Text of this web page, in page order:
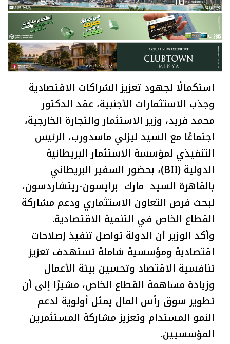
استكمالًا لجهود تعزيز الشراكات الاقتصادية
وجذب الاستثمارات الأجنبية، عقد الدكتور
محمد فريد، وزير الاستثمار والتجارة الخارجية،
اجتماعًا مع السيد ليزلي ماسدورب، الرئيس
التنفيذي لمؤسسة الاستثمار البريطانية
الدولية (BII)، بحضور السفير البريطاني
بالقاهرة السيد مارك برايسون-ريتشاردسون،
لبحث فرص التعاون الاستثماري ودعم مشاركة
القطاع الخاص في التنمية الاقتصادية.
وأكد الوزير أن الدولة تواصل تنفيذ إصلاحات
اقتصادية ومؤسسية شاملة تستهدف تعزيز
تنافسية الاقتصاد وتحسين بيئة الأعمال
وزيادة مساهمة القطاع الخاص، مشيرًا إلى أن
تطوير سوق رأس المال يمثل أولوية لدعم
النمو المستدام وتعزيز مشاركة المستثمرين
المؤسسيين.